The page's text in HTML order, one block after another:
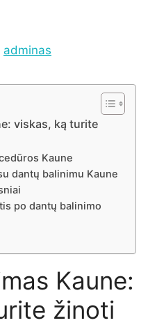
adminas
viskas, ką turite
Kaune
dantų balinimu Kaune
po dantų balinimo
Kaune:
žinoti